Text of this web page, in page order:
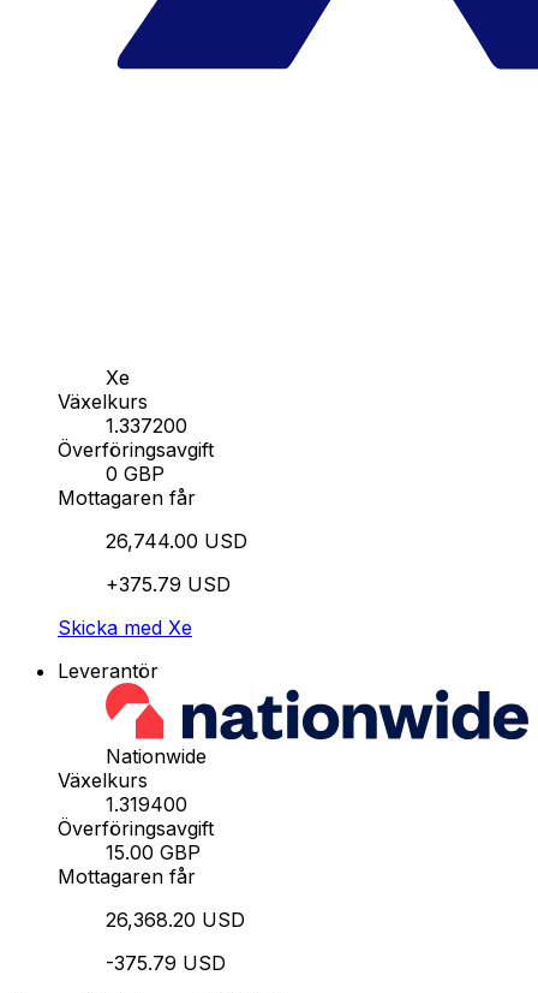
Xe
Växelkurs
1.337200
Överföringsavgift
0 GBP
Mottagaren får
26,744.00 USD
+375.79 USD
Skicka med Xe
Leverantör
Nationwide
Växelkurs
1.319400
Överföringsavgift
15.00 GBP
Mottagaren får
26,368.20 USD
-375.79 USD